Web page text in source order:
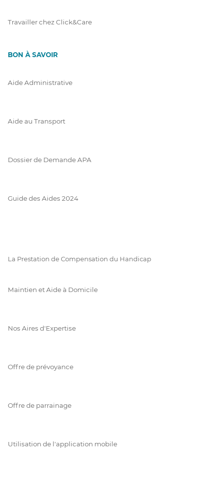
Travailler chez Click&Care
BON À SAVOIR
Aide Administrative
Aide au Transport
Dossier de Demande APA
Guide des Aides 2024
La Prestation de Compensation du Handicap
Maintien et Aide à Domicile
Nos Aires d'Expertise
Offre de prévoyance
Offre de parrainage
Utilisation de l'application mobile